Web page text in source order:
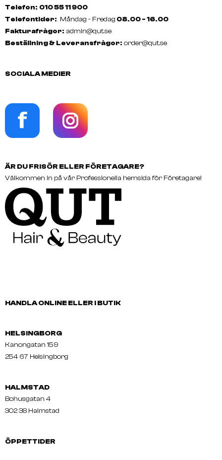
Telefon: 010 55 11 900
Telefontider: Måndag - Fredag 08.00 - 16.00
Fakturafrågor: admin@qut.se
Beställning & Leveransfrågor: order@qut.se
SOCIALA MEDIER
ÄR DU FRISÖR ELLER FÖRETAGARE?
Välkommen in på vår Professionella hemsida för Företagare!
HANDLA ONLINE ELLER I BUTIK
HELSINGBORG
Kanongatan 159
254 67 Helsingborg
HALMSTAD
Bohusgatan 4
302 38 Halmstad
ÖPPETTIDER